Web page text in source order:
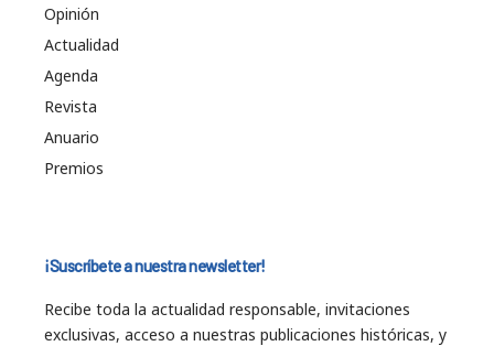
Opinión
Actualidad
Agenda
Revista
Anuario
Premios
¡Suscríbete a nuestra newsletter!
Recibe toda la actualidad responsable, invitaciones
exclusivas, acceso a nuestras publicaciones históricas, y